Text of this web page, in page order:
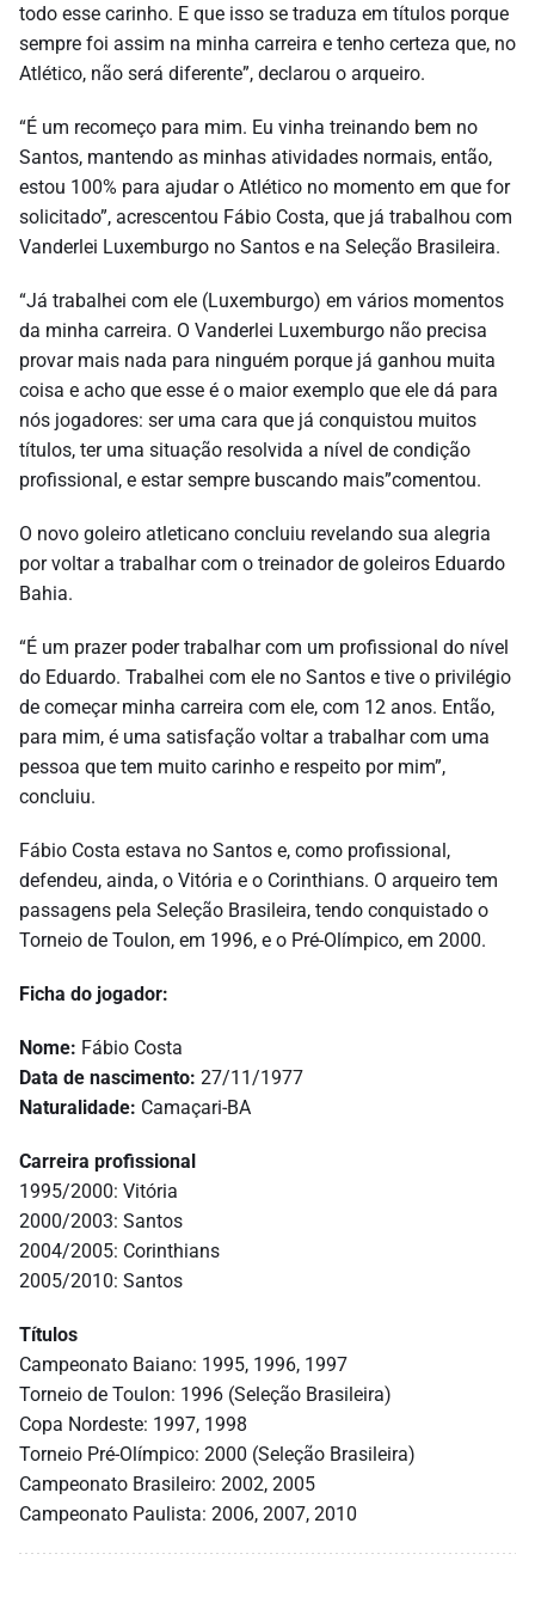
todo esse carinho. E que isso se traduza em títulos porque
sempre foi assim na minha carreira e tenho certeza que, no
Atlético, não será diferente”, declarou o arqueiro.
“É um recomeço para mim. Eu vinha treinando bem no
Santos, mantendo as minhas atividades normais, então,
estou 100% para ajudar o Atlético no momento em que for
solicitado”, acrescentou Fábio Costa, que já trabalhou com
Vanderlei Luxemburgo no Santos e na Seleção Brasileira.
“Já trabalhei com ele (Luxemburgo) em vários momentos
da minha carreira. O Vanderlei Luxemburgo não precisa
provar mais nada para ninguém porque já ganhou muita
coisa e acho que esse é o maior exemplo que ele dá para
nós jogadores: ser uma cara que já conquistou muitos
títulos, ter uma situação resolvida a nível de condição
profissional, e estar sempre buscando mais”comentou.
O novo goleiro atleticano concluiu revelando sua alegria
por voltar a trabalhar com o treinador de goleiros Eduardo
Bahia.
“É um prazer poder trabalhar com um profissional do nível
do Eduardo. Trabalhei com ele no Santos e tive o privilégio
de começar minha carreira com ele, com 12 anos. Então,
para mim, é uma satisfação voltar a trabalhar com uma
pessoa que tem muito carinho e respeito por mim”,
concluiu.
Fábio Costa estava no Santos e, como profissional,
defendeu, ainda, o Vitória e o Corinthians. O arqueiro tem
passagens pela Seleção Brasileira, tendo conquistado o
Torneio de Toulon, em 1996, e o Pré-Olímpico, em 2000.
Ficha do jogador:
Nome: Fábio Costa
Data de nascimento: 27/11/1977
Naturalidade: Camaçari-BA
Carreira profissional
1995/2000: Vitória
2000/2003: Santos
2004/2005: Corinthians
2005/2010: Santos
Títulos
Campeonato Baiano: 1995, 1996, 1997
Torneio de Toulon: 1996 (Seleção Brasileira)
Copa Nordeste: 1997, 1998
Torneio Pré-Olímpico: 2000 (Seleção Brasileira)
Campeonato Brasileiro: 2002, 2005
Campeonato Paulista: 2006, 2007, 2010